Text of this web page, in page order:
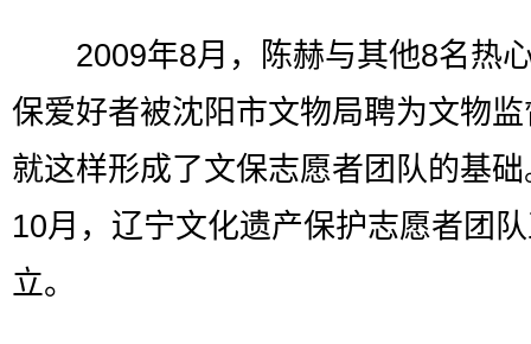
2009年8月，陈赫与其他8名热
保爱好者被沈阳市文物局聘为文物
就这样形成了文保志愿者团队的基
10月，辽宁文化遗产保护志愿者团
立。